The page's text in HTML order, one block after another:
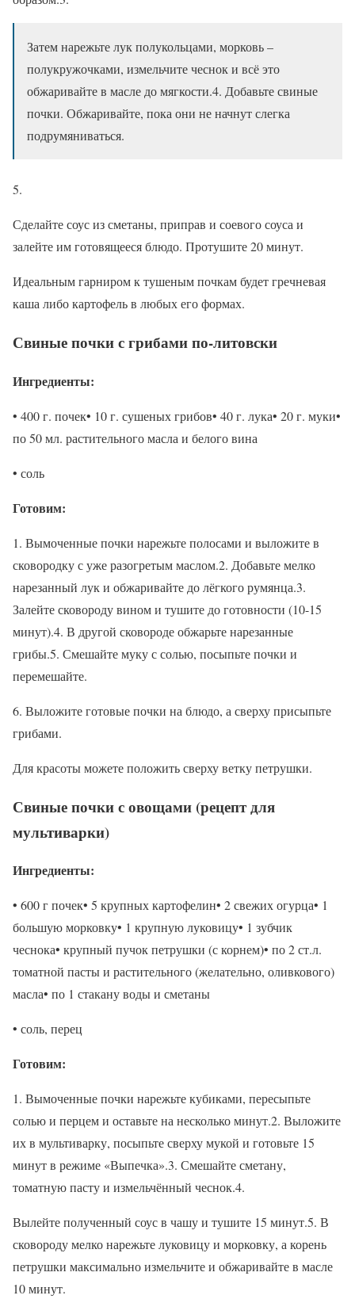
Затем нарежьте лук полукольцами, морковь –
полукружочками, измельчите чеснок и всё это
обжаривайте в масле до мягкости.4. Добавьте свиные
почки. Обжаривайте, пока они не начнут слегка
подрумяниваться.
5.
Сделайте соус из сметаны, приправ и соевого соуса и
залейте им готовящееся блюдо. Протушите 20 минут.
Идеальным гарниром к тушеным почкам будет гречневая
каша либо картофель в любых его формах.
Свиные почки с грибами по-литовски
Ингредиенты:
• 400 г. почек• 10 г. сушеных грибов• 40 г. лука• 20 г. муки•
по 50 мл. растительного масла и белого вина
• соль
Готовим:
1. Вымоченные почки нарежьте полосами и выложите в
сковородку с уже разогретым маслом.2. Добавьте мелко
нарезанный лук и обжаривайте до лёгкого румянца.3.
Залейте сковороду вином и тушите до готовности (10-15
минут).4. В другой сковороде обжарьте нарезанные
грибы.5. Смешайте муку с солью, посыпьте почки и
перемешайте.
6. Выложите готовые почки на блюдо, а сверху присыпьте
грибами.
Для красоты можете положить сверху ветку петрушки.
Свиные почки с овощами (рецепт для
мультиварки)
Ингредиенты:
• 600 г почек• 5 крупных картофелин• 2 свежих огурца• 1
большую морковку• 1 крупную луковицу• 1 зубчик
чеснока• крупный пучок петрушки (с корнем)• по 2 ст.л.
томатной пасты и растительного (желательно, оливкового)
масла• по 1 стакану воды и сметаны
• соль, перец
Готовим:
1. Вымоченные почки нарежьте кубиками, пересыпьте
солью и перцем и оставьте на несколько минут.2. Выложите
их в мультиварку, посыпьте сверху мукой и готовьте 15
минут в режиме «Выпечка».3. Смешайте сметану,
томатную пасту и измельчённый чеснок.4.
Вылейте полученный соус в чашу и тушите 15 минут.5. В
сковороду мелко нарежьте луковицу и морковку, а корень
петрушки максимально измельчите и обжаривайте в масле
10 минут.